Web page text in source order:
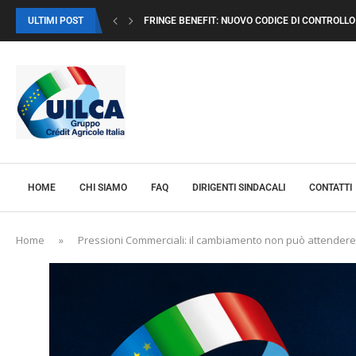
ULTIMI POST FRINGE BENEFIT: NUOVO CODICE DI
HOME CHI SIAMO FAQ DIRIGENTI SINDACALI CONTATTI
Home » Pressioni Commerciali: il cambiamento non può attendere